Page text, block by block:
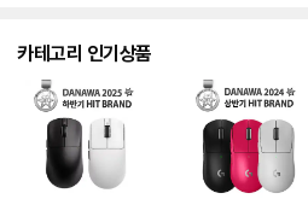
카테고리 인기상품